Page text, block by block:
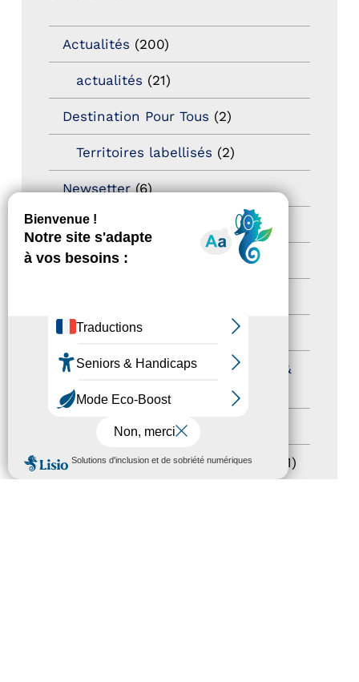
MENU
Actualités (200)
actualités (21)
Destination Pour Tous (2)
Territoires labellisés (2)
Newsetter(6)
Newsletter pro
Nos Actions
Formation
Journées nationales Tourisme &
Handicap
Salons(11)
Sommet mondial du tourisme (1)